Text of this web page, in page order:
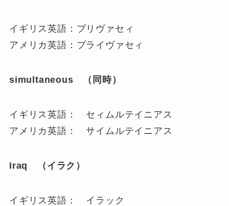
イギリス英語：プリヴァセィ
アメリカ英語：プライヴァセィ
simultaneous （同時）
イギリス英語： セィムルテイニアス
アメリカ英語： サイムルテイニアス
Iraq （イラク）
イギリス英語： イラック